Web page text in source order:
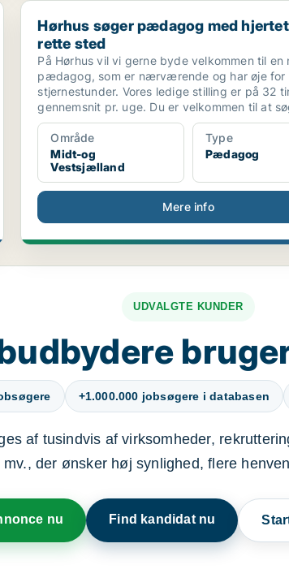
Hørhus søger pædagog med hjertet på
Hørhus søger pædagog med
rette sted
På Hørhus vil vi gerne byde velkommen til en
pædagog, som er nærværende og har øje for
stjernestunder. Vores ledige stilling er på 32
gennemsnit pr. uge. Du er velkommen til at
Område
Midt-og
Vestsjælland
Type
Pædagog
Mere info
UDVALGTE KUNDER
+1.000.000 jobsøgere i databasen
af tusindvis af virksomheder,
der ønsker høj synlighed, flere
nu Find kandidat nu